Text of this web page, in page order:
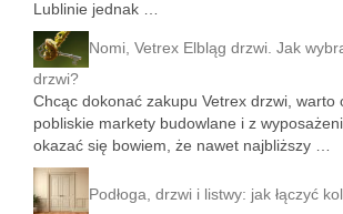
Lublinie jednak …
Nomi, Vetrex Elbląg drzwi. Jak
drzwi?
Chcąc dokonać zakupu Vetrex drzwi, warto
pobliskie markety budowlane i z
okazać się bowiem, że nawet najbliższy …
Podłoga, drzwi i listwy: jak łączyć